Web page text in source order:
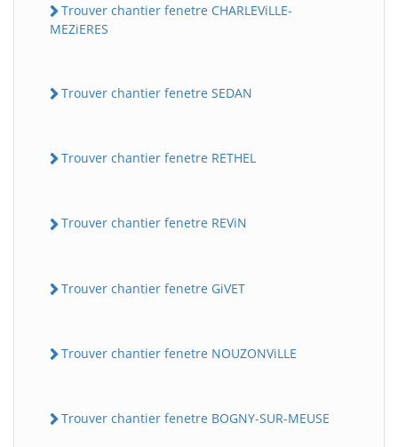
Trouver chantier fenetre CHARLEViLLE-
MEZiERES
Trouver chantier fenetre SEDAN
Trouver chantier fenetre RETHEL
Trouver chantier fenetre REViN
Trouver chantier fenetre GiVET
Trouver chantier fenetre NOUZONViLLE
Trouver chantier fenetre BOGNY-SUR-MEUSE